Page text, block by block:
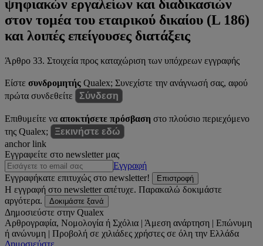
ψηφιακών εργαλείων και διαδικασιών
στον τομέα του εταιρικού δικαίου (L 186)
και λοιπές επείγουσες διατάξεις
Άρθρο 33. Στοιχεία προς καταχώριση των υπόχρεων εγγραφής
Είστε συνδρομητής Qualex; Συνεχίστε την ανάγνωσή σας, αφού
πρώτα συνδεθείτε
Σύνδεση
Επιθυμείτε να αποκτήσετε πρόσβαση στο πλούσιο περιεχόμενο
της Qualex;
Ξεκινήστε εδώ
anchor link
Εγγραφείτε στο newsletter μας
Εγγραφή
Εγγραφήκατε επιτυχώς στο newsletter!
Επιστροφή
Η εγγραφή στο newsletter απέτυχε. Παρακαλώ δοκιμάστε
αργότερα.
Δοκιμάστε ξανά
Δημοσιεύστε στην Qualex
Αρθρογραφία, Νομολογία ή Σχόλια | Άμεση ανάρτηση | Επώνυμη
ή ανώνυμη | Προβολή σε χιλιάδες χρήστες σε όλη την Ελλάδα
Δημοσιεύστε